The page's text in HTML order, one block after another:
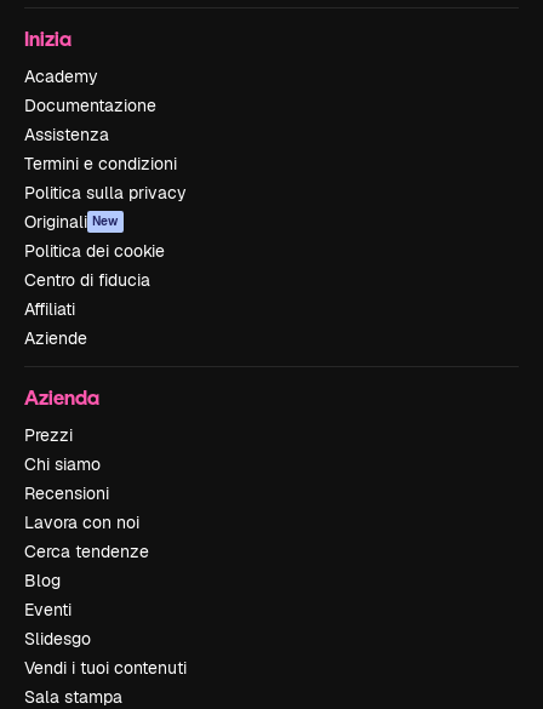
Inizia
Academy
Documentazione
Assistenza
Termini e condizioni
Politica sulla privacy
Originali New
Politica dei cookie
Centro di fiducia
Affiliati
Aziende
Azienda
Prezzi
Chi siamo
Recensioni
Lavora con noi
Cerca tendenze
Blog
Eventi
Slidesgo
Vendi i tuoi contenuti
Sala stampa